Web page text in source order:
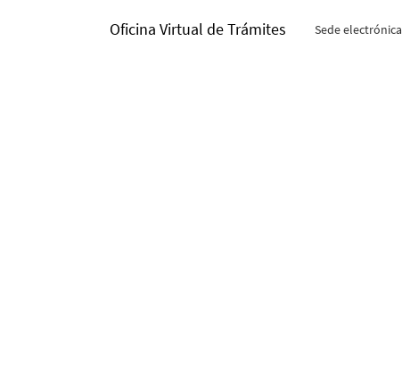
Oficina Virtual de Trámites Sede electrónica